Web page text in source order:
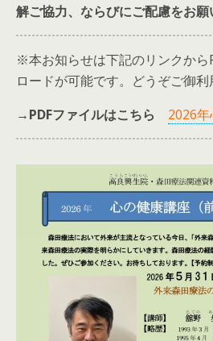
解ご協力、ならびにご配慮をお願
※本お知らせは下記のリンクから
ロードが可能です。どうぞご御利
→PDFファイルはこちら
2026年